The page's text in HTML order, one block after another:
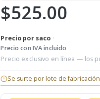
$525.00
Precio por saco ·
Precio con IVA incluido
Precio exclusivo en línea — los
Se surte por lote de